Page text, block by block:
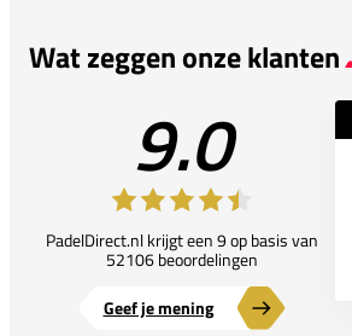
Wat zeggen onze klanten
9.0
PadelDirect.nl krijgt een 9 op basis van
52106 beoordelingen
Geef je mening